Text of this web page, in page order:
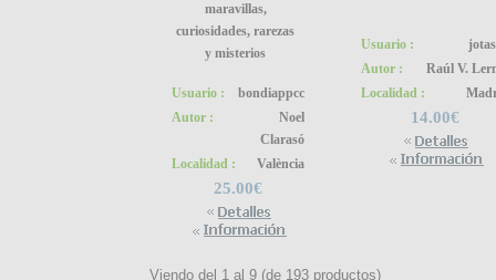
maravillas,
curiosidades, rarezas
y misterios
Usuario :
bondiappcc
Autor :
Noel
Clarasó
Localidad :
València
25.00€
Usuario :
Autor :
Raúl V.
Localidad :
14.00€
Viendo del 1 al 9 (de 193 productos)